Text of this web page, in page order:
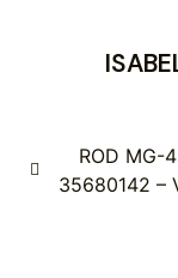
ROD MG-
35680142 –